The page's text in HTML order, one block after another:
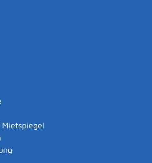
Sie den Antrag direkt beim
stellen oder bei jedem
bzw. bei einer Kontaktstelle
die zuständige Stelle
grüne Kennzeichen wird dann im
Zulassungsbehörde steht Ihnen
oder ein Onlinedienst über
kann verlangen, dass Sie Ihr
teilt Ihrem Fahrzeug ein